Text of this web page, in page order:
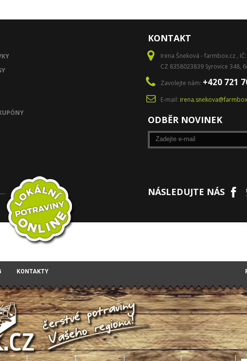
KONTAKT
Irena Šneková - farmbox.cz ,
CZ 8358023839 Syrovice 348,
Zavolejte nám: +420 721
E-mail:
ODBĚR NOVINEK
NÁSLEDUJTE NÁS
KONTAKTY